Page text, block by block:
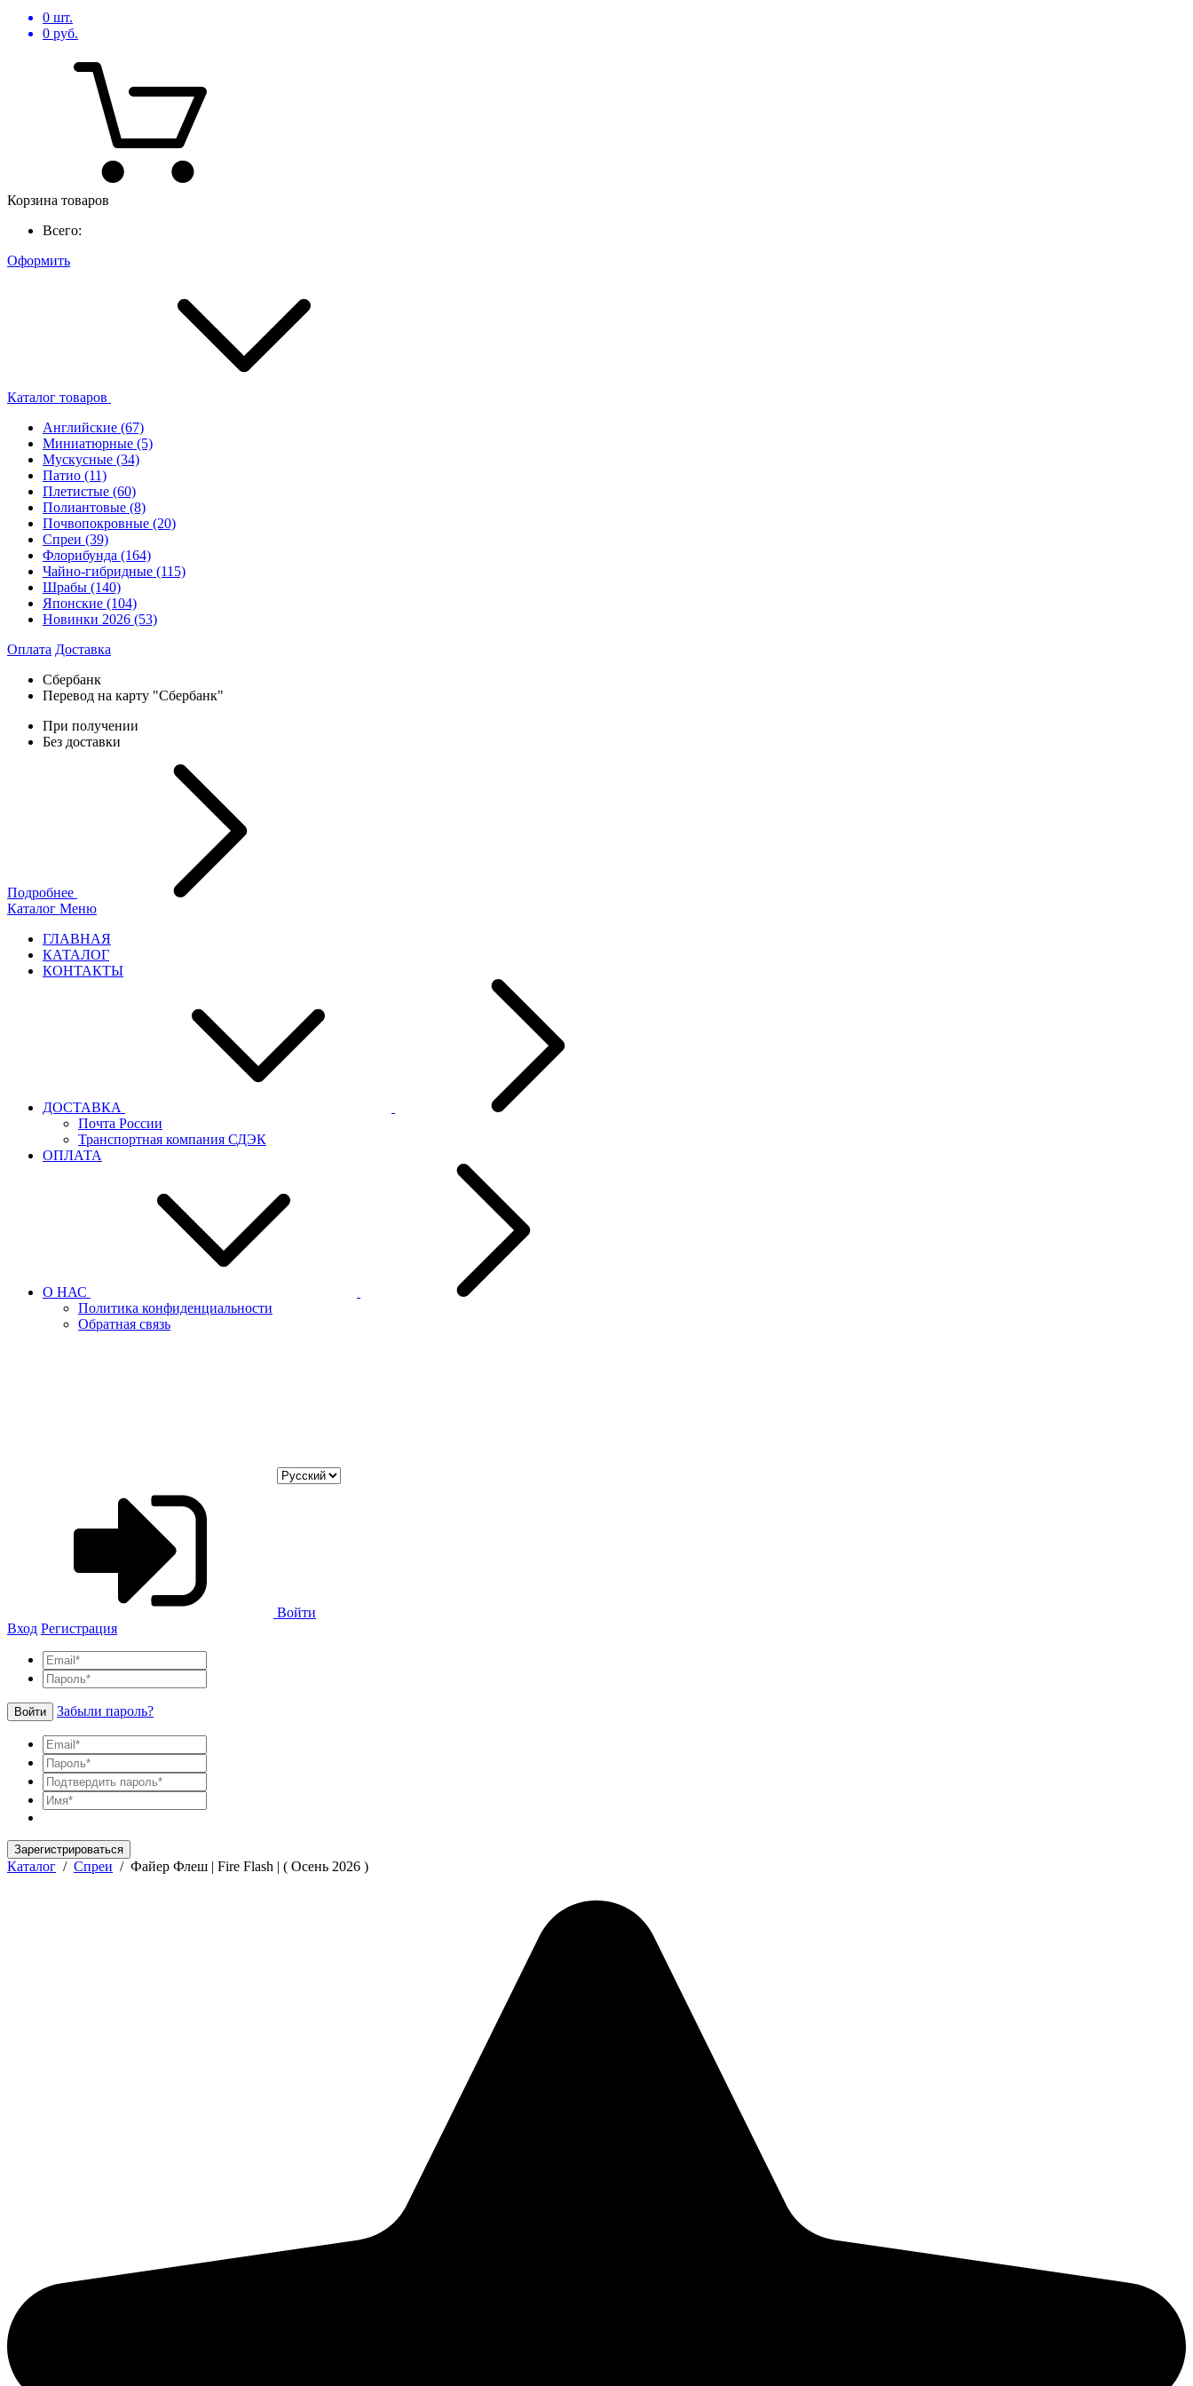
0 шт.
0 руб.
Корзина товаров
Всего:
Оформить
Каталог товаров
Английские (67)
Миниатюрные (5)
Мускусные (34)
Патио (11)
Плетистые (60)
Полиантовые (8)
Почвопокровные (20)
Спреи (39)
Флорибунда (164)
Чайно-гибридные (115)
Шрабы (140)
Японские (104)
Новинки 2026 (53)
Оплата Доставка
Сбербанк
Перевод на карту "Сбербанк"
При получении
Без доставки
Подробнее
Каталог Меню
ГЛАВНАЯ
КАТАЛОГ
КОНТАКТЫ
ДОСТАВКА
Почта России
Транспортная компания СДЭК
ОПЛАТА
О НАС
Политика конфиденциальности
Обратная связь
Войти
Вход Регистрация
Войти Забыли пароль?
Зарегистрироваться
Каталог / Спреи / Файер Флеш | Fire Flash | ( Осень 2026 )